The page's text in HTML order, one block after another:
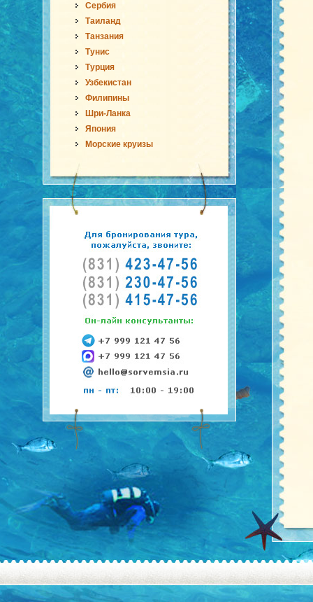
Сербия
Таиланд
Танзания
Тунис
Турция
Узбекистан
Филипины
Шри-Ланка
Япония
Морские круизы